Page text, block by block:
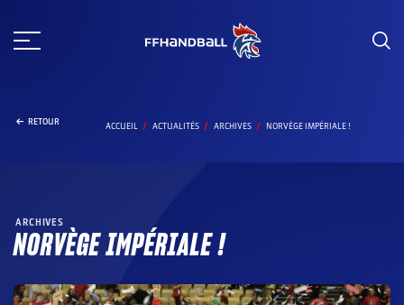
au
RETOUR ACCUEIL ACTUALITÉS ARCHIVES NORVÈGE IMPÉRIALE !
ARCHIVES
NORVÈGE IMPÉRIALE !